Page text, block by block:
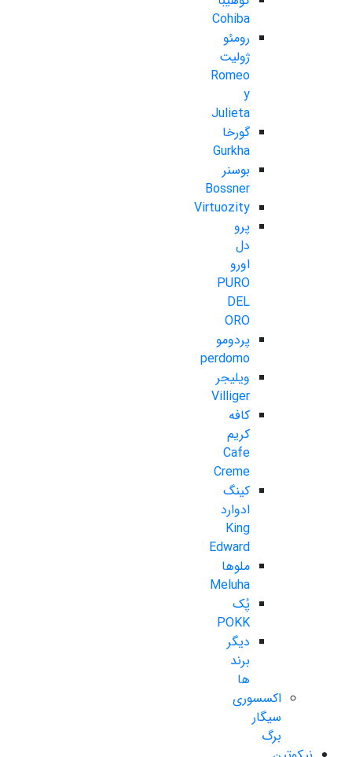
Cohiba
رومئو
ژولیت
Romeo
y
Julieta
گورخا
Gurkha
بوسنر
Bossner
Virtuozity
پرو
دل
اورو
PURO
DEL
ORO
پردومو
perdomo
ویلیجر
Villiger
کافه
کریم
Cafe
Creme
کینگ
ادوارد
King
Edward
ملوها
Meluha
پُک
POKK
دیگر
برند
ها
اکسسوری
سیگار
برگ